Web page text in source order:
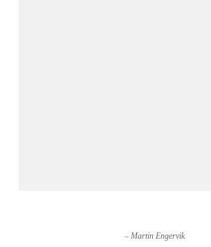
– Martin Engervik